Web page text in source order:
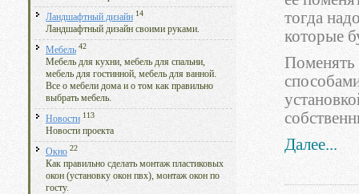
Ландшафтный дизайн 14
Ландшафтный дизайн своими руками.
Мебель 42
Мебель для кухни, мебель для спальни,
мебель для гостинной, мебель для ванной.
Все о мебели дома и о том как правильно
выбрать мебель.
Новости 113
Новости проекта
Окно 22
Как правильно сделать монтаж пластиковых
окон (установку окон пвх), монтаж окон по
госту.
тогда
которые
Поменять
Далее...